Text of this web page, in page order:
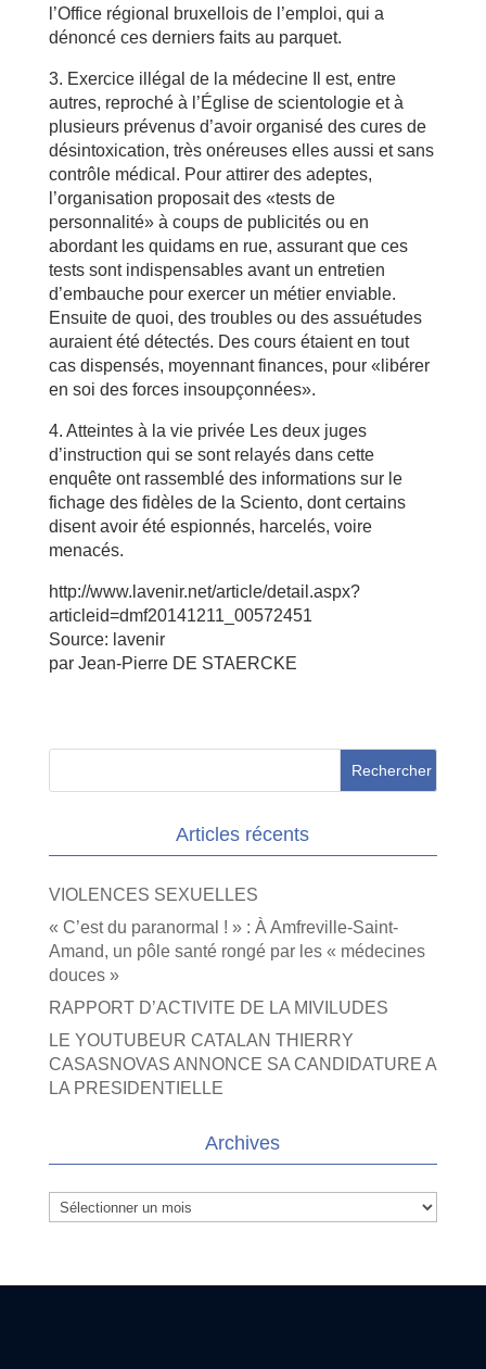
l’Office régional bruxellois de l’emploi, qui a
dénoncé ces derniers faits au parquet.
3. Exercice illégal de la médecine Il est, entre
autres, reproché à l’Église de scientologie et à
plusieurs prévenus d’avoir organisé des cures de
désintoxication, très onéreuses elles aussi et sans
contrôle médical. Pour attirer des adeptes,
l’organisation proposait des «tests de
personnalité» à coups de publicités ou en
abordant les quidams en rue, assurant que ces
tests sont indispensables avant un entretien
d’embauche pour exercer un métier enviable.
Ensuite de quoi, des troubles ou des assuétudes
auraient été détectés. Des cours étaient en tout
cas dispensés, moyennant finances, pour «libérer
en soi des forces insoupçonnées».
4. Atteintes à la vie privée Les deux juges
d’instruction qui se sont relayés dans cette
enquête ont rassemblé des informations sur le
fichage des fidèles de la Sciento, dont certains
disent avoir été espionnés, harcelés, voire
menacés.
http://www.lavenir.net/article/detail.aspx?
articleid=dmf20141211_00572451
Source: lavenir
par Jean-Pierre DE STAERCKE
Articles récents
VIOLENCES SEXUELLES
« C’est du paranormal ! » : À Amfreville-Saint-
Amand, un pôle santé rongé par les « médecines
douces »
RAPPORT D’ACTIVITE DE LA MIVILUDES
LE YOUTUBEUR CATALAN THIERRY
CASASNOVAS ANNONCE SA CANDIDATURE A
LA PRESIDENTIELLE
Archives
Archives